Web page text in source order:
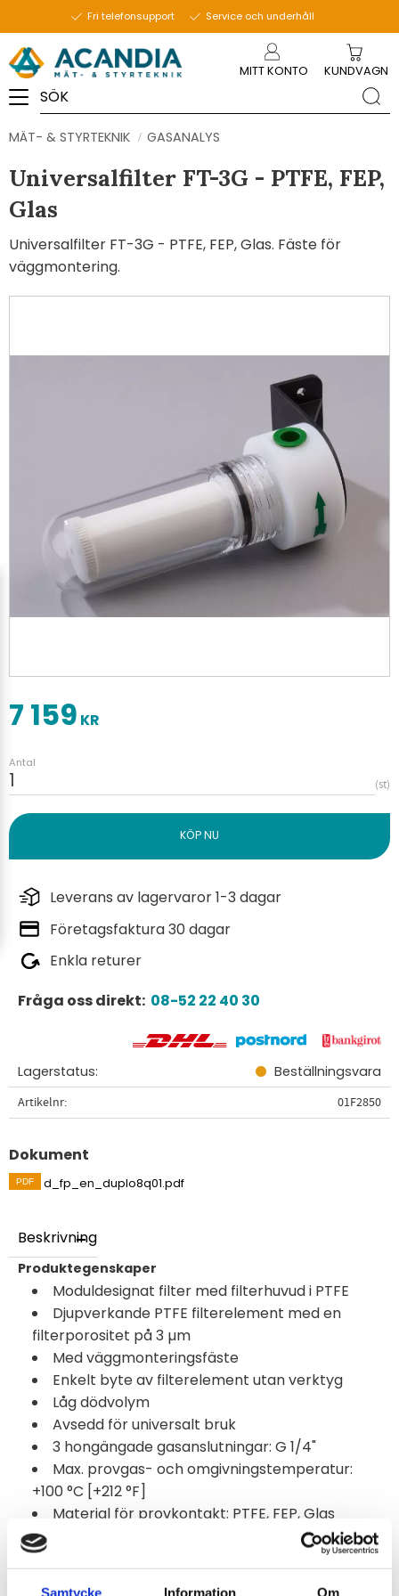
Samtycke Information Om
Fri telefonsupport Service och underhåll
MITT KONTO KUNDVAGN
MÄT- & STYRTEKNIK GASANALYS
Universalfilter FT-3G - PTFE, FEP,
Glas
Universalfilter FT-3G - PTFE, FEP, Glas. Fäste för
väggmontering.
7 159 KR
Antal
st
Leverans av lagervaror 1-3 dagar
Företagsfaktura 30 dagar
Enkla returer
Fråga oss direkt: 08-52 22 40 30
Lagerstatus Beställningsvara
Artikelnr 01F2850
Dokument
d_fp_en_duplo8q01.pdf
Beskrivning
Produktegenskaper
Moduldesignat filter med filterhuvud i PTFE
Djupverkande PTFE filterelement med en
filterporositet på 3 µm
Med väggmonteringsfäste
Enkelt byte av filterelement utan verktyg
Låg dödvolym
Avsedd för universalt bruk
3 hongängade gasanslutningar: G 1/4"
Max. provgas- och omgivningstemperatur:
+100 °C [+212 °F]
Material för provkontakt: PTFE, FEP, Glas
Information